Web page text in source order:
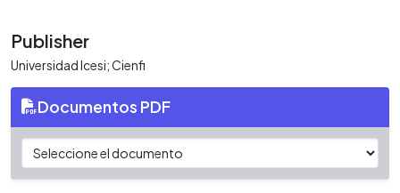
Publisher
Universidad Icesi; Cienfi
Documentos PDF